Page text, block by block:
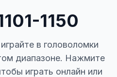
1150
в головоломки
диапазоне. Нажмите
играть онлайн или